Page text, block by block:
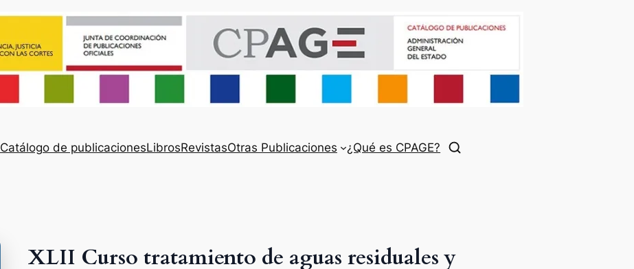
Catálogo de publicacionesLibrosRevistasOtras Publicaciones ¿Qué es CPAGE?
XLII Curso tratamiento de aguas residuales y